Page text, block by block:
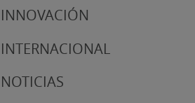
INNOVACIÓN
INTERNACIONAL
NOTICIAS